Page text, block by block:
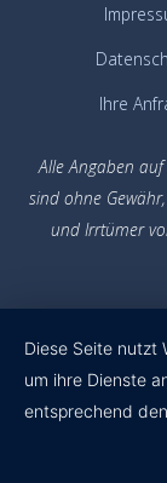
Ihre
Alle Angaben
sind ohne
und Irrtümer
Diese Seite nutzt
um ihre Dienste
entsprechend